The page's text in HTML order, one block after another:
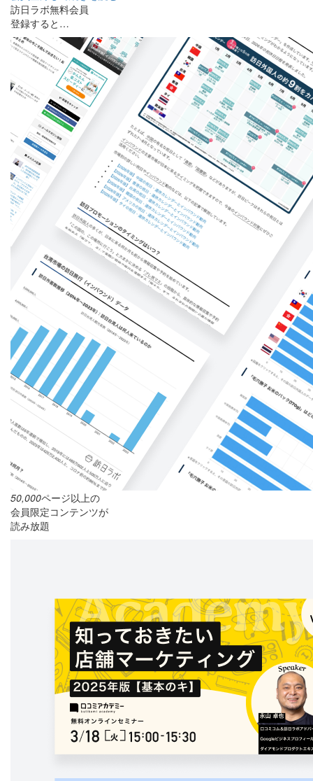
訪日ラボ無料会員
登録すると…
50,000ページ以上の
会員限定コンテンツが
読み放題